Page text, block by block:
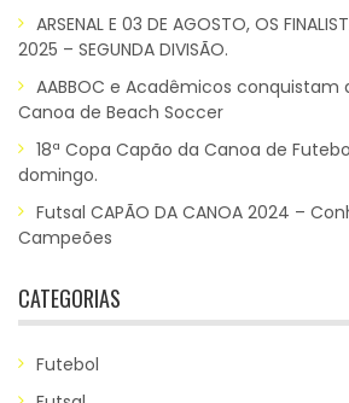
ARSENAL E 03 DE AGOSTO, OS
2025 – SEGUNDA DIVISÃO.
AABBOC e Acadêmicos conquistam
Canoa de Beach Soccer
18ª Copa Capão da Canoa de
domingo.
Futsal CAPÃO DA CANOA 2024 –
Campeões
CATEGORIAS
Futebol